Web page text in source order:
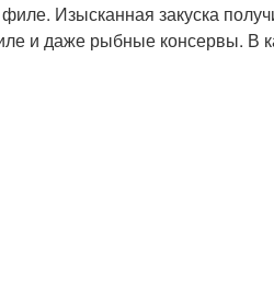
Изысканная закуска
и даже рыбные консервы. В